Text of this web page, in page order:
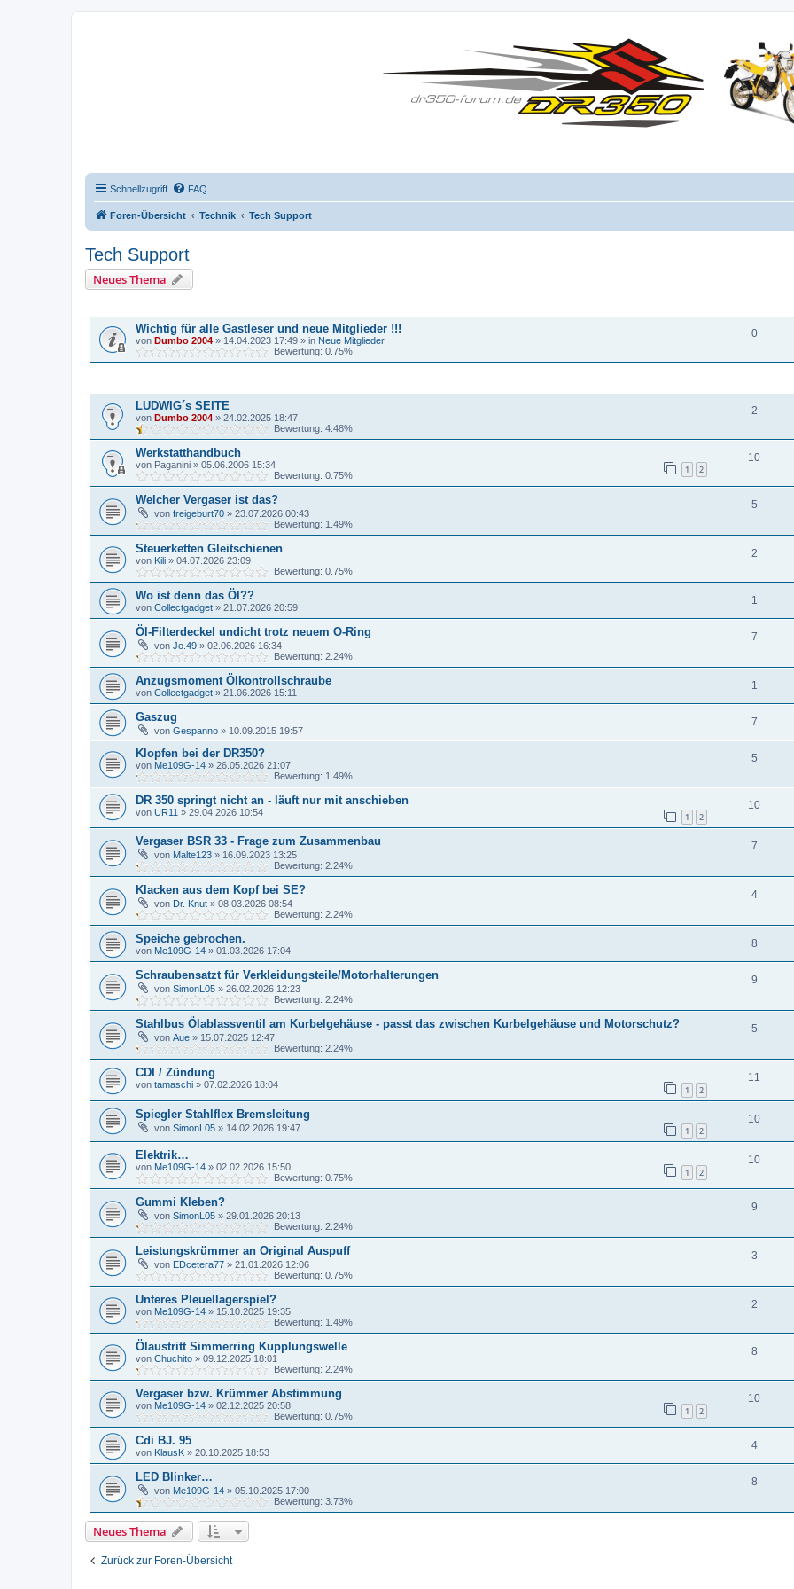
Schnellzugriff FAQ
Foren-Übersicht Technik Tech Support
Tech Support
Neues Thema
Wichtig für alle Gastleser und neue Mitglieder !!!
von Dumbo 2004 » 14.04.2023 17:49 » in Neue Mitglieder
Bewertung: 0.75%
0
LUDWIG´s SEITE
von Dumbo 2004 » 24.02.2025 18:47
Bewertung: 4.48%
2
Werkstatthandbuch
von Paganini » 05.06.2006 15:34 1 2
Bewertung: 0.75%
10
Welcher Vergaser ist das?
von freigeburt70 » 23.07.2026 00:43
Bewertung: 1.49%
5
Steuerketten Gleitschienen
von Kili » 04.07.2026 23:09
Bewertung: 0.75%
2
Wo ist denn das Öl??
von Collectgadget » 21.07.2026 20:59
1
Öl-Filterdeckel undicht trotz neuem O-Ring
von Jo.49 » 02.06.2026 16:34
Bewertung: 2.24%
7
Anzugsmoment Ölkontrollschraube
von Collectgadget » 21.06.2026 15:11
1
Gaszug
von Gespanno » 10.09.2015 19:57
7
Klopfen bei der DR350?
von Me109G-14 » 26.05.2026 21:07
Bewertung: 1.49%
5
DR 350 springt nicht an - läuft nur mit anschieben
von UR11 » 29.04.2026 10:54 1 2
10
Vergaser BSR 33 - Frage zum Zusammenbau
von Malte123 » 16.09.2023 13:25
Bewertung: 2.24%
7
Klacken aus dem Kopf bei SE?
von Dr. Knut » 08.03.2026 08:54
Bewertung: 2.24%
4
Speiche gebrochen.
von Me109G-14 » 01.03.2026 17:04
8
Schraubensatzt für Verkleidungsteile/Motorhalterungen
von SimonL05 » 26.02.2026 12:23
Bewertung: 2.24%
9
Stahlbus Ölablassventil am Kurbelgehäuse - passt das zwischen Kurbelgehäuse und Motorschutz?
von Aue » 15.07.2025 12:47
Bewertung: 2.24%
5
CDI / Zündung
von tamaschi » 07.02.2026 18:04 1 2
11
Spiegler Stahlflex Bremsleitung
von SimonL05 » 14.02.2026 19:47 1 2
10
Elektrik…
von Me109G-14 » 02.02.2026 15:50 1 2
Bewertung: 0.75%
10
Gummi Kleben?
von SimonL05 » 29.01.2026 20:13
Bewertung: 2.24%
9
Leistungskrümmer an Original Auspuff
von EDcetera77 » 21.01.2026 12:06
Bewertung: 0.75%
3
Unteres Pleuellagerspiel?
von Me109G-14 » 15.10.2025 19:35
Bewertung: 1.49%
2
Ölaustritt Simmerring Kupplungswelle
von Chuchito » 09.12.2025 18:01
Bewertung: 2.24%
8
Vergaser bzw. Krümmer Abstimmung
von Me109G-14 » 02.12.2025 20:58 1 2
Bewertung: 0.75%
10
Cdi BJ. 95
von KlausK » 20.10.2025 18:53
4
LED Blinker…
von Me109G-14 » 05.10.2025 17:00
Bewertung: 3.73%
8
Neues Thema
Zurück zur Foren-Übersicht